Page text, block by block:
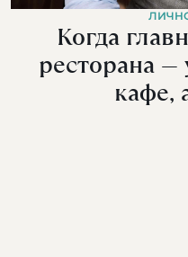
Когда
ресторана —
кафе,